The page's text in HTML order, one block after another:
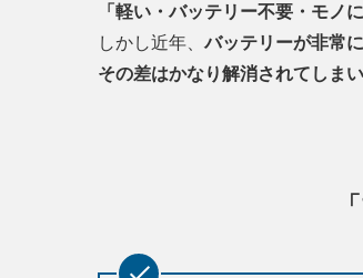
「軽い・バッテリー不要・モノ
しかし近年、バッテリーが非常
その差はかなり解消されてしまい